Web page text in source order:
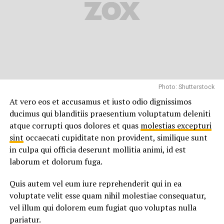
reprehenderit in voluptate
Nemo enim ipsam voluptatem quia voluptas sit
magni dolores eos qui ratione voluptatem sequi
nesciunt.
Et harum quidem rerum facilis est et expedita distinctio.
Nam libero tempore, cum soluta nobis est eligendi optio
cumque nihil impedit quo minus id quod maxime placeat
dolor repellendus.
Nulla pariatur. Excepteur sint occaecat cupidatat non
proident, sunt in culpa qui officia deserunt mollit anim
Photo: Shutterstock
At vero eos et accusamus et iusto odio dignissimos
ducimus qui blanditiis praesentium voluptatum deleniti
atque corrupti quos dolores et quas molestias excepturi
sint occaecati cupiditate non provident, similique sunt
in culpa qui officia deserunt mollitia animi, id est
laborum et dolorum fuga.
Quis autem vel eum iure reprehenderit qui in ea
voluptate velit esse quam nihil molestiae consequatur,
vel illum qui dolorem eum fugiat quo voluptas nulla
pariatur.